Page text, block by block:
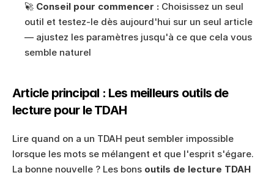
🚀 Conseil pour commencer : Choisissez un seul
outil et testez-le dès aujourd'hui sur un seul article
— ajustez les paramètres jusqu'à ce que cela vous
semble naturel
Article principal : Les meilleurs outils de
lecture pour le TDAH
Lire quand on a un TDAH peut sembler impossible
lorsque les mots se mélangent et que l'esprit s'égare.
La bonne nouvelle ? Les bons outils de lecture TDAH